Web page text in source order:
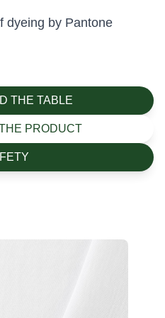
dyeing by Pantone
THE TABLE
PRODUCT